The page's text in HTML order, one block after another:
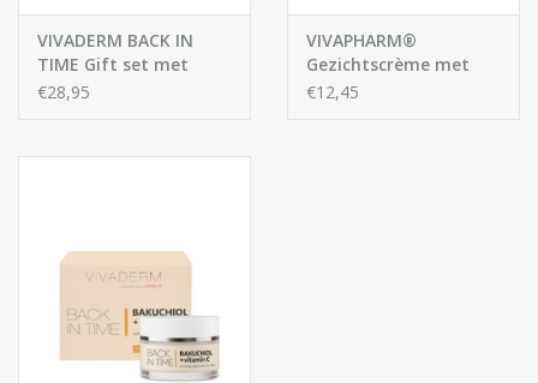
VIVADERM BACK IN
TIME Gift set met
Collageen en
€28,95
VIVAPHARM®
Gezichtscrème met
Tea Tree Oil
€12,45